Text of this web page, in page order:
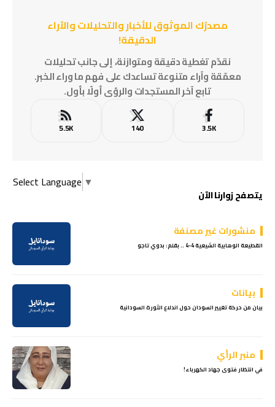
مصدرُك الموثوق للأخبار والتحليلات والآراء
الدقيقة!
نقدّم تغطية دقيقة ومتوازنة، إلى جانب تحليلات
معمّقة وآراء متنوعة تساعدك على فهم ما وراء الخبر.
تابع آخر المستجدات والرؤى أولًا بأول.
3.5K
140
5.5K
Select Language ▼
يتصفح زوارنا الآن
منشورات غير مصنفة
القطيعة الوهابية الشيعية 4-4 .. بقلم: بدوي تاجو
بيانات
بيان من حركة تغيير السودان حول اندلاع الثورة السودانية
منبر الرأي
في انتظار فتوى جهاد الكهرباء!